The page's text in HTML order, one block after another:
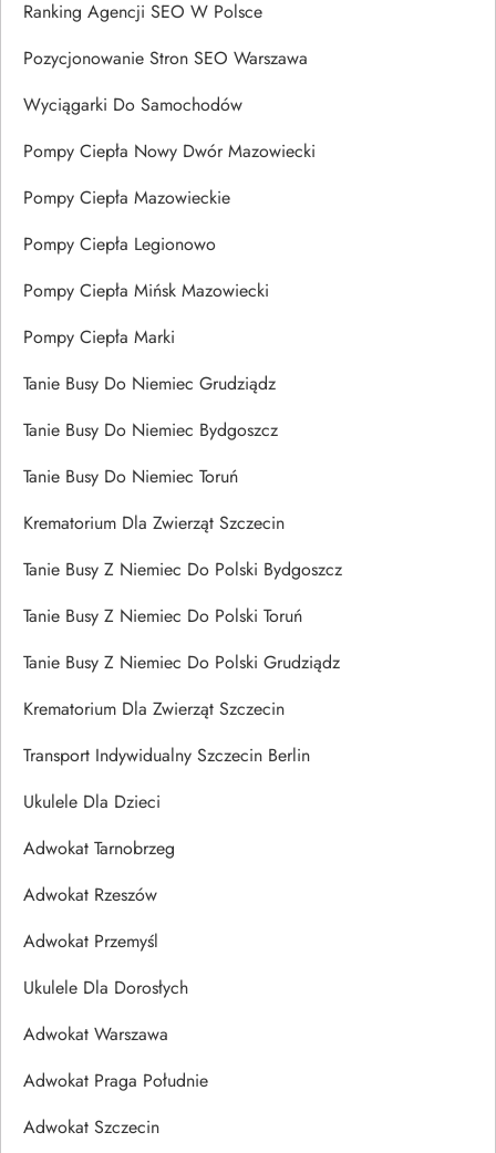
Ranking Agencji SEO W Polsce
Pozycjonowanie Stron SEO Warszawa
Wyciągarki Do Samochodów
Pompy Ciepła Nowy Dwór Mazowiecki
Pompy Ciepła Mazowieckie
Pompy Ciepła Legionowo
Pompy Ciepła Mińsk Mazowiecki
Pompy Ciepła Marki
Tanie Busy Do Niemiec Grudziądz
Tanie Busy Do Niemiec Bydgoszcz
Tanie Busy Do Niemiec Toruń
Krematorium Dla Zwierząt Szczecin
Tanie Busy Z Niemiec Do Polski Bydgoszcz
Tanie Busy Z Niemiec Do Polski Toruń
Tanie Busy Z Niemiec Do Polski Grudziądz
Krematorium Dla Zwierząt Szczecin
Transport Indywidualny Szczecin Berlin
Ukulele Dla Dzieci
Adwokat Tarnobrzeg
Adwokat Rzeszów
Adwokat Przemyśl
Ukulele Dla Dorosłych
Adwokat Warszawa
Adwokat Praga Południe
Adwokat Szczecin